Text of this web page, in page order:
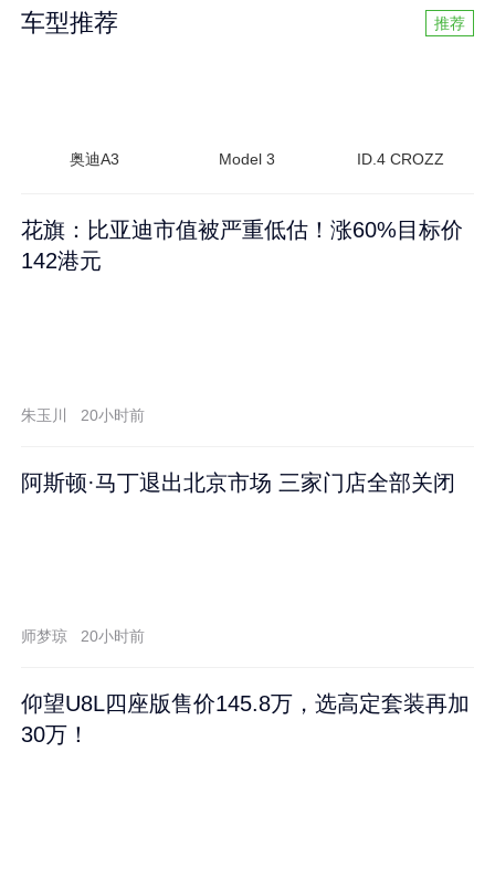
车型推荐 推荐
奥迪A3 Model 3 ID.4 CROZZ
花旗：比亚迪市值被严重低估！涨60%目标价
142港元
朱玉川 20小时前
阿斯顿·马丁退出北京市场 三家门店全部关闭
师梦琼 20小时前
仰望U8L四座版售价145.8万，选高定套装再加
30万！